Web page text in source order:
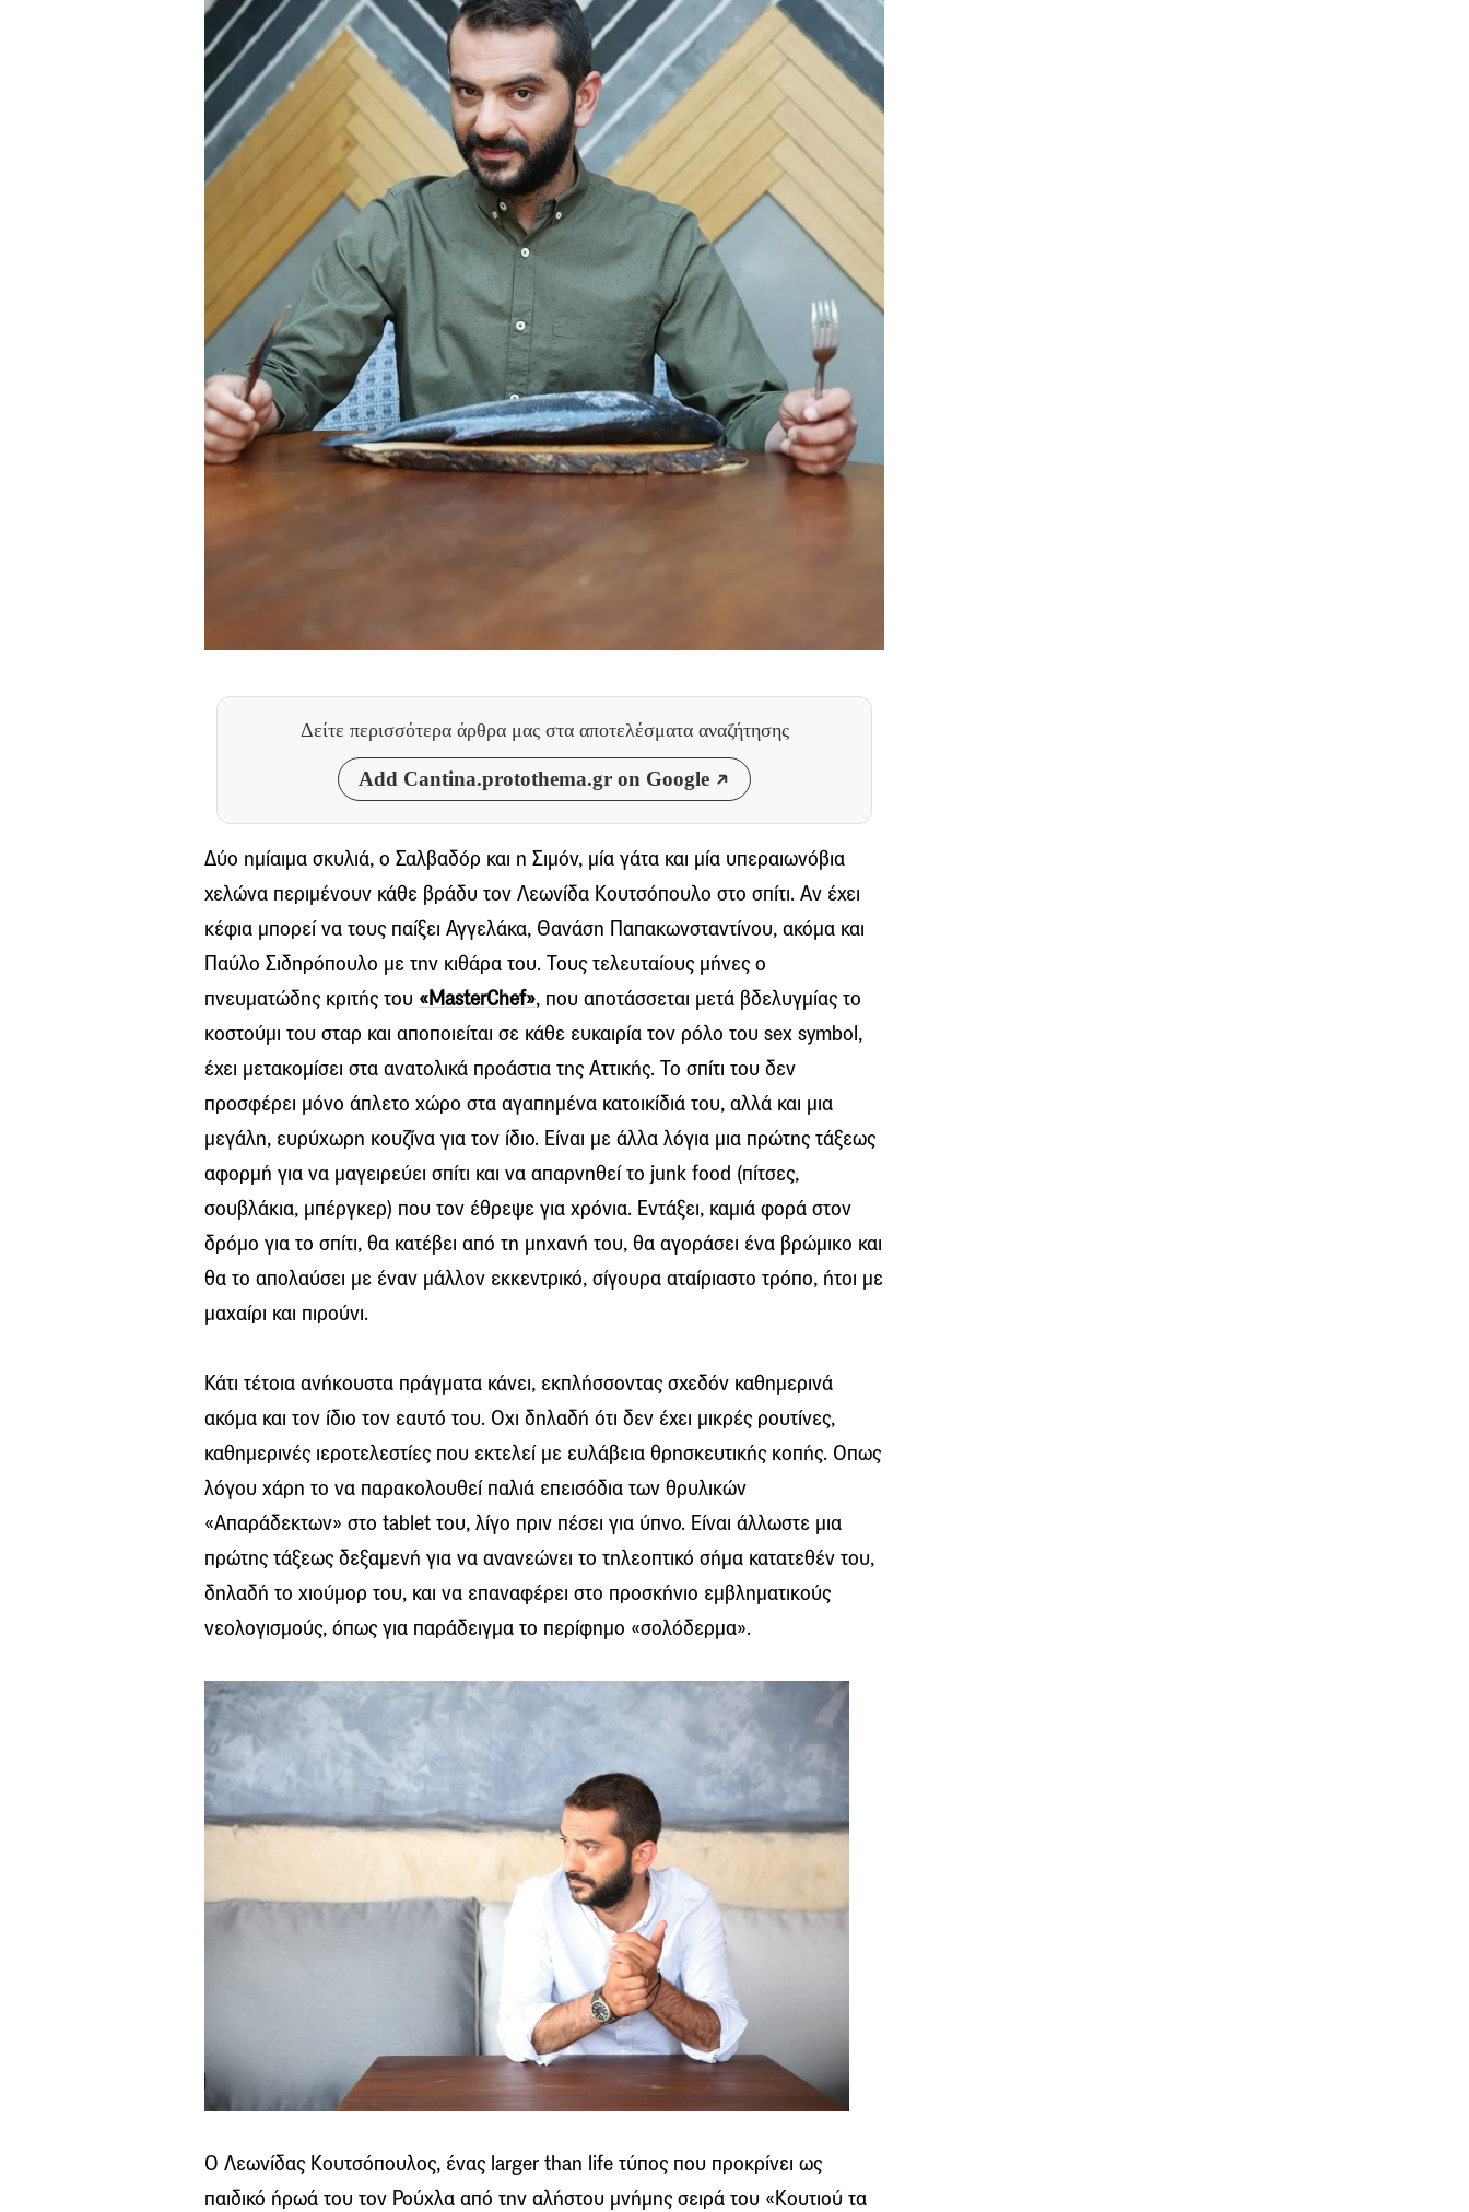
Δείτε περισσότερα άρθρα μας στα αποτελέσματα αναζήτησης
Add Cantina.protothema.gr on Google
Δύο ημίαιμα σκυλιά, ο Σαλβαδόρ και η Σιμόν, μία γάτα και μία υπεραιωνόβια
χελώνα περιμένουν κάθε βράδυ τον Λεωνίδα Κουτσόπουλο στο σπίτι. Αν έχει
κέφια μπορεί να τους παίξει Αγγελάκα, Θανάση Παπακωνσταντίνου, ακόμα και
Παύλο Σιδηρόπουλο με την κιθάρα του. Τους τελευταίους μήνες ο
πνευματώδης κριτής του «MasterChef», που αποτάσσεται μετά βδελυγμίας το
κοστούμι του σταρ και αποποιείται σε κάθε ευκαιρία τον ρόλο του sex symbol,
έχει μετακομίσει στα ανατολικά προάστια της Αττικής. Το σπίτι του δεν
προσφέρει μόνο άπλετο χώρο στα αγαπημένα κατοικίδιά του, αλλά και μια
μεγάλη, ευρύχωρη κουζίνα για τον ίδιο. Είναι με άλλα λόγια μια πρώτης τάξεως
αφορμή για να μαγειρεύει σπίτι και να απαρνηθεί το junk food (πίτσες,
σουβλάκια, μπέργκερ) που τον έθρεψε για χρόνια. Εντάξει, καμιά φορά στον
δρόμο για το σπίτι, θα κατέβει από τη μηχανή του, θα αγοράσει ένα βρώμικο και
θα το απολαύσει με έναν μάλλον εκκεντρικό, σίγουρα αταίριαστο τρόπο, ήτοι με
μαχαίρι και πιρούνι.
Κάτι τέτοια ανήκουστα πράγματα κάνει, εκπλήσσοντας σχεδόν καθημερινά
ακόμα και τον ίδιο τον εαυτό του. Οχι δηλαδή ότι δεν έχει μικρές ρουτίνες,
καθημερινές ιεροτελεστίες που εκτελεί με ευλάβεια θρησκευτικής κοπής. Οπως
λόγου χάρη το να παρακολουθεί παλιά επεισόδια των θρυλικών
«Απαράδεκτων» στο tablet του, λίγο πριν πέσει για ύπνο. Είναι άλλωστε μια
πρώτης τάξεως δεξαμενή για να ανανεώνει το τηλεοπτικό σήμα κατατεθέν του,
δηλαδή το χιούμορ του, και να επαναφέρει στο προσκήνιο εμβληματικούς
νεολογισμούς, όπως για παράδειγμα το περίφημο «σολόδερμα».
Ο Λεωνίδας Κουτσόπουλος, ένας larger than life τύπος που προκρίνει ως
παιδικό ήρωά του τον Ρούχλα από την αλήστου μνήμης σειρά του «Κουτιού τα